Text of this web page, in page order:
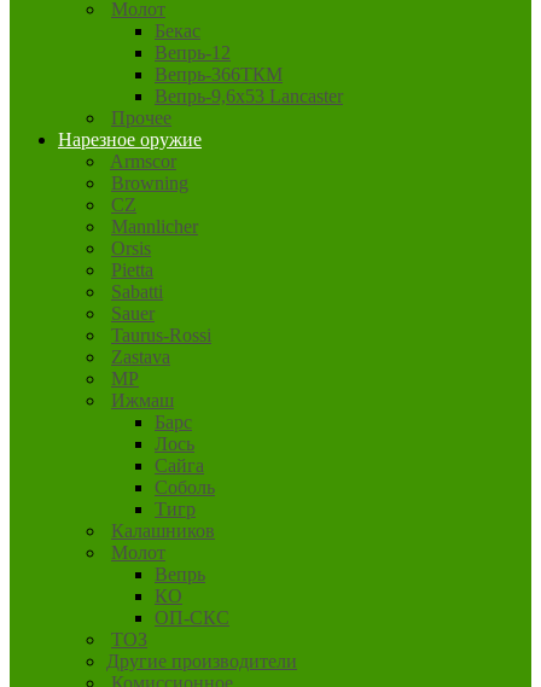
Молот
Бекас
Вепрь-12
Вепрь-366ТКМ
Вепрь-9,6х53 Lancaster
Прочее
Нарезное оружие
Armscor
Browning
CZ
Mannlicher
Orsis
Pietta
Sabatti
Sauer
Taurus-Rossi
Zastava
MP
Ижмаш
Барс
Лось
Сайга
Соболь
Тигр
Калашников
Молот
Вепрь
КО
ОП-СКС
ТОЗ
Другие производители
Комиссионное